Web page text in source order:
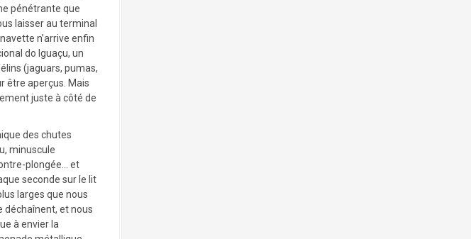
pénétrante que
laisser au terminal
n’arrive enfin
do Iguaçu, un
(jaguars, pumas,
être aperçus. Mais
juste à côté de
des chutes
minuscule
plongée… et
seconde sur le lit
larges que nous
déchaînent, et nous
à envier la